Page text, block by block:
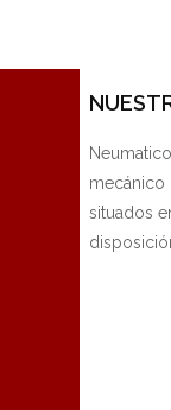
mecánico
situados